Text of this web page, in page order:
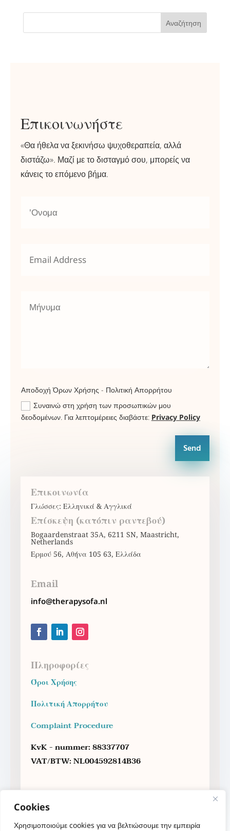
Cookies
Χρησιμοποιούμε cookies για να βελτιώσουμε την εμπειρία
Αναζήτηση
Επικοινωνήστε
«Θα ήθελα να ξεκινήσω ψυχοθεραπεία, αλλά
διστάζω». Μαζί με το δισταγμό σου, μπορείς να
κάνεις το επόμενο βήμα.
Αποδοχή Όρων Χρήσης - Πολιτική Απορρήτου
Συναινώ στη χρήση των προσωπικών μου
δεοδομένων. Για λεπτομέρειες διαβάστε: Privacy Policy
Send
Επικοινωνία
Γλώσσες: Ελληνικά & Αγγλικά
Επίσκεψη (κατόπιν ραντεβού)
Bogaardenstraat 35Α, 6211 SN, Maastricht,
Netherlands
Ερμού 56, Αθήνα 105 63, Ελλάδα
Email
info@therapysofa.nl
Πληροφορίες
Όροι Χρήσης
Πολιτική Απορρήτου
Complaint Procedure
KvK - nummer: 88337707
VAT/BTW: NL004592814B36